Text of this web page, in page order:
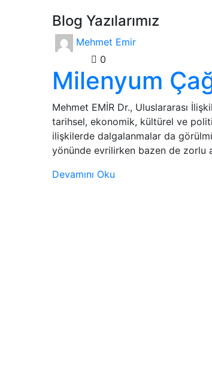
Blog Yazılarımız
Mehmet Emir
0
Milenyum
Mehmet EMİR Dr., Uluslararası
tarihsel, ekonomik, kültürel ve
ilişkilerde dalgalanmalar da
yönünde evrilirken bazen de zorlu
Devamını Oku